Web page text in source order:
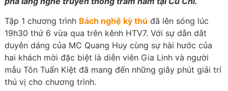
Tập 1 chương trình Bách nghệ kỳ thú đã lên sóng lúc
19h30 thứ 6 vừa qua trên kênh HTV7. Với sự dẫn dắt
duyên dáng của MC Quang Huy cùng sự hài hước của
hai khách mời đặc biệt là diễn viên Gia Linh và người
mẫu Tôn Tuấn Kiệt đã mang đến những giây phút giải trí
thú vị cho chương trình.